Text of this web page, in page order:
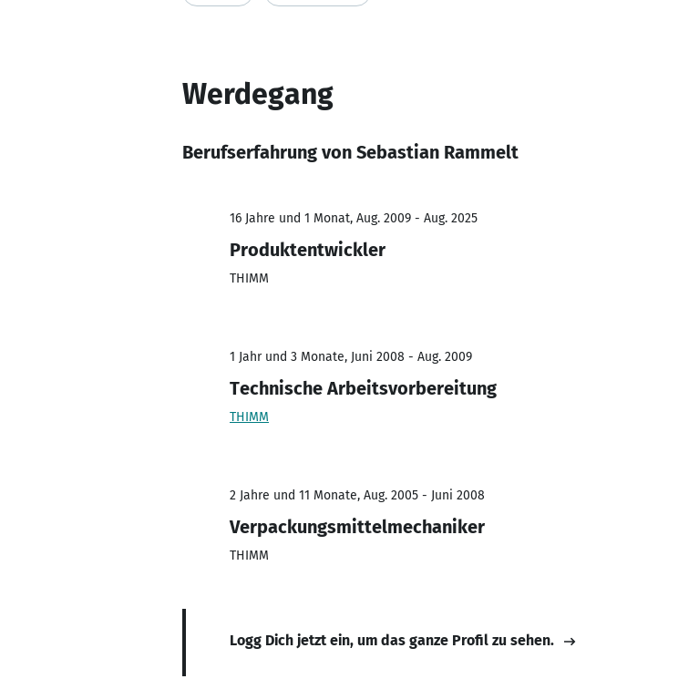
Werdegang
Berufserfahrung von Sebastian Rammelt
16 Jahre und 1 Monat, Aug. 2009 - Aug. 2025
Produktentwickler
THIMM
1 Jahr und 3 Monate, Juni 2008 - Aug. 2009
Technische Arbeitsvorbereitung
THIMM
2 Jahre und 11 Monate, Aug. 2005 - Juni 2008
Verpackungsmittelmechaniker
THIMM
Logg Dich jetzt ein, um das ganze Profil zu sehen.